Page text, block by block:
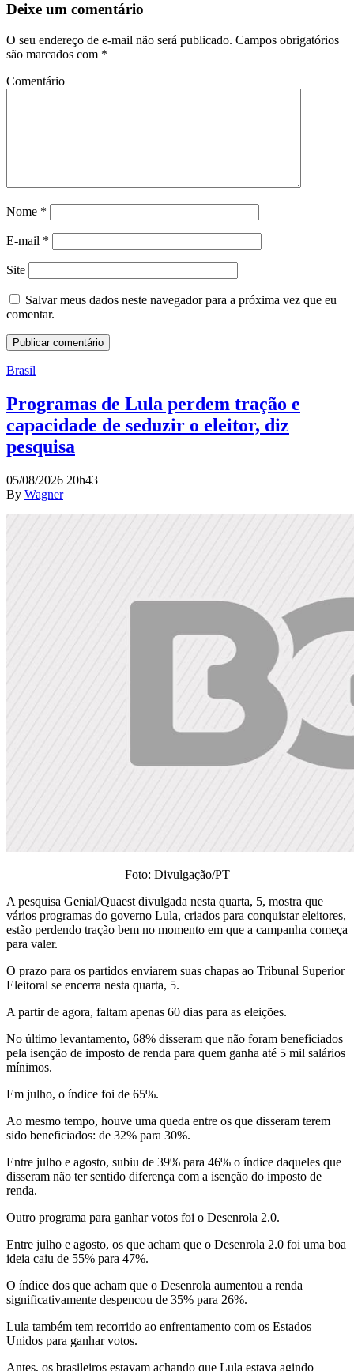
Deixe um comentário
O seu endereço de e-mail não será publicado. Campos obrigatórios
são marcados com *
Comentário
Nome *
E-mail *
Site
Salvar meus dados neste navegador para a próxima vez que eu
comentar.
Brasil
Programas de Lula perdem tração e
capacidade de seduzir o eleitor, diz
pesquisa
05/08/2026 20h43
By Wagner
Foto: Divulgação/PT
A pesquisa Genial/Quaest divulgada nesta quarta, 5, mostra que
vários programas do governo Lula, criados para conquistar eleitores,
estão perdendo tração bem no momento em que a campanha começa
para valer.
O prazo para os partidos enviarem suas chapas ao Tribunal Superior
Eleitoral se encerra nesta quarta, 5.
A partir de agora, faltam apenas 60 dias para as eleições.
No último levantamento, 68% disseram que não foram beneficiados
pela isenção de imposto de renda para quem ganha até 5 mil salários
mínimos.
Em julho, o índice foi de 65%.
Ao mesmo tempo, houve uma queda entre os que disseram terem
sido beneficiados: de 32% para 30%.
Entre julho e agosto, subiu de 39% para 46% o índice daqueles que
disseram não ter sentido diferença com a isenção do imposto de
renda.
Outro programa para ganhar votos foi o Desenrola 2.0.
Entre julho e agosto, os que acham que o Desenrola 2.0 foi uma boa
ideia caiu de 55% para 47%.
O índice dos que acham que o Desenrola aumentou a renda
significativamente despencou de 35% para 26%.
Lula também tem recorrido ao enfrentamento com os Estados
Unidos para ganhar votos.
Antes, os brasileiros estavam achando que Lula estava agindo